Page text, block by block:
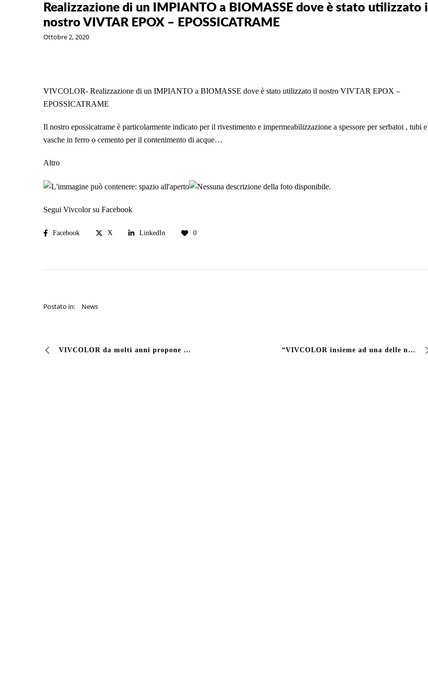
Realizzazione di un IMPIANTO a BIOMASSE dove è stato utilizzato il
nostro VIVTAR EPOX – EPOSSICATRAME
Ottobre 2, 2020
VIVCOLOR- Realizzazione di un IMPIANTO a BIOMASSE dove è stato utilizzato il nostro VIVTAR EPOX –
EPOSSICATRAME
Il nostro epossicatrame è particolarmente indicato per il rivestimento e impermeabilizzazione a spessore per serbatoi , tubi e
vasche in ferro o cemento per il contenimento di acque…
Altro
Segui Vivcolor su Facebook
Facebook X LinkedIn 0
Postato in: News
VIVCOLOR da molti anni propone soluzioni per la manutenzione delle cantine vitivinicole. Nelle foto una delle tante cantine veronesi, che ha scelto di utilizza… “VIVCOLOR insieme ad una delle nostre verniciature partner, ha realizzato la verniciatura di una struttura antisismica in ferro e acciaio nel comune di Cividate…